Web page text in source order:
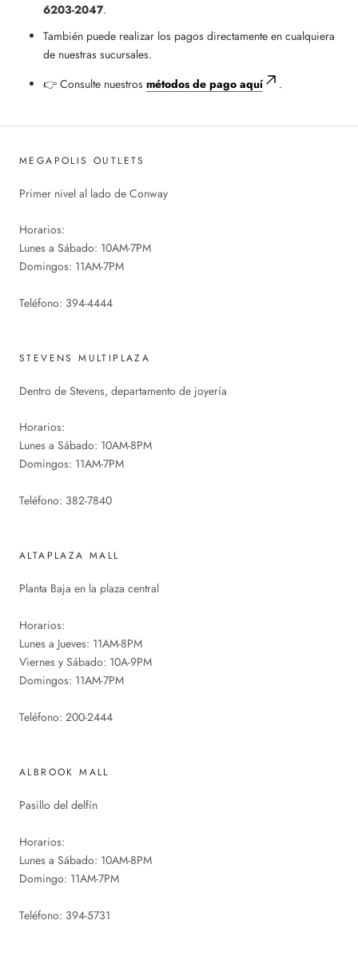
6203-2047.
También puede realizar los pagos directamente en cualquiera
de nuestras sucursales.
👉 Consulte nuestros métodos de pago aquí .
MEGAPOLIS OUTLETS
Primer nivel al lado de Conway
Horarios:
Lunes a Sábado: 10AM-7PM
Domingos: 11AM-7PM
Teléfono: 394-4444
STEVENS MULTIPLAZA
Dentro de Stevens, departamento de joyería
Horarios:
Lunes a Sábado: 10AM-8PM
Domingos: 11AM-7PM
Teléfono: 382-7840
ALTAPLAZA MALL
Planta Baja en la plaza central
Horarios:
Lunes a Jueves: 11AM-8PM
Viernes y Sábado: 10A-9PM
Domingos: 11AM-7PM
Teléfono: 200-2444
ALBROOK MALL
Pasillo del delfín
Horarios:
Lunes a Sábado: 10AM-8PM
Domingo: 11AM-7PM
Teléfono: 394-5731